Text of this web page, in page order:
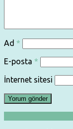
Ad *
E-posta *
İnternet sitesi